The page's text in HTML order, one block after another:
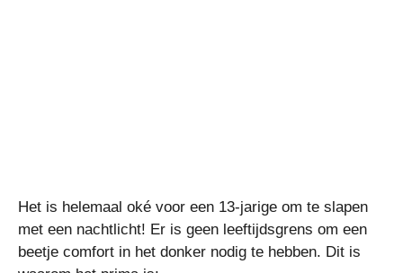
Het is helemaal oké voor een 13-jarige om te slapen
met een nachtlicht! Er is geen leeftijdsgrens om een ​​
beetje comfort in het donker nodig te hebben. Dit is